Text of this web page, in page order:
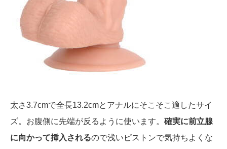
太さ3.7cmで全長13.2cmとアナルにそこそこ適したサイ
ズ。お腹側に先端が反るように使います。 確実に前立腺
に向かって挿入されるので浅いピストンで気持ちよくな